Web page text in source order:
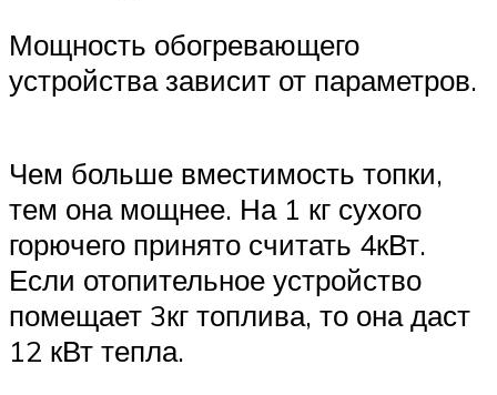
Мощность обогревающего
устройства зависит от параметров.
Чем больше вместимость топки,
тем она мощнее. На 1 кг сухого
горючего принято считать 4кВт.
Если отопительное устройство
помещает 3кг топлива, то она даст
12 кВт тепла.